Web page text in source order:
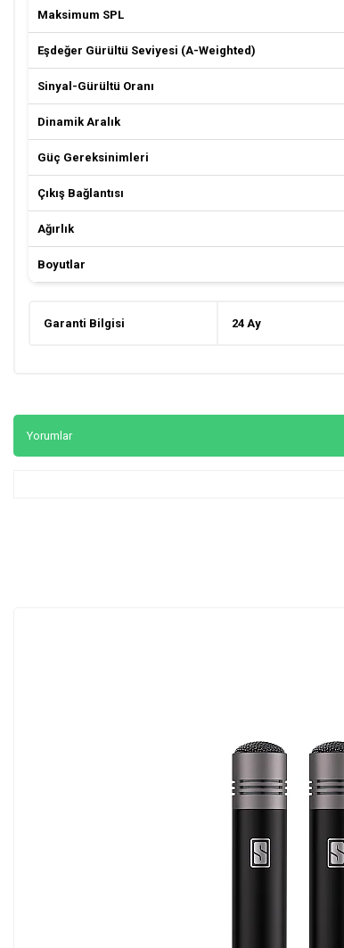
Maksimum SPL
Eşdeğer Gürültü Seviyesi (A-Weighted)
Sinyal-Gürültü Oranı
Dinamik Aralık
Güç Gereksinimleri
Çıkış Bağlantısı
Ağırlık
Boyutlar
Garanti Bilgisi 24 Ay
Yorumlar